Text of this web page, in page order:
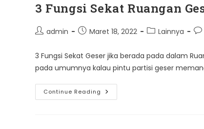
3 Fungsi Sekat Ruangan
Postadmin
PostMaret 18, 2022
PostLainnya
3 Fungsi Sekat Geser jika berada pada dalam
pada umumnya kalau pintu partisi geser
Continue Reading
Fungsi